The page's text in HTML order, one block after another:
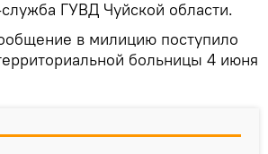
ГУВД Чуйской области.
в милицию поступило
больницы 4 июня